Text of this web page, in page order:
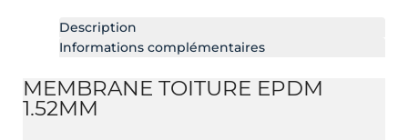
Description
Informations complémentaires
MEMBRANE TOITURE EPDM
1.52MM